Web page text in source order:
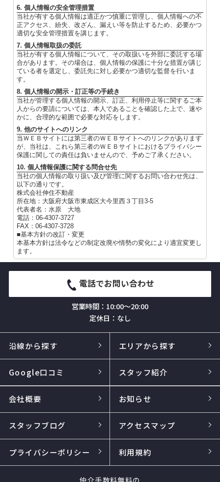
6. 個人情報の安全管理措置
当社が有する個人情報は適正かつ慎重に管理し、個人情報への不
正アクセス、紛失、改ざん、漏えい等を防止するため、必要かつ
適切な安全管理措置を講じます。
7. 個人情報取扱の委託
当社が有する個人情報について、その取扱いを外部に委託する場
合があります。その場合は、個人情報の保護に十分な措置が講じ
ている者を選定し、委託先に対し必要かつ適切な監督を行いま
す。
8. 個人情報の開示・訂正等の手続き
当社が管理する個人情報の開示、訂正、利用停止等に関するご本
人からの要請については、本人であることを確認した上で、速や
かに、合理的な範囲で必要な対応をします。
9. 他のサイトへのリンク
当ＷＥＢサイトには第三者のＷＥＢサイトへのリンクがあります
が、当社は、これら第三者のＷＥＢサイトにおけるプライバシー
保護に関しての責任は負いませんので、予めご了承ください。
10. 個人情報保護に関する問合せ先
当社の個人情報の取り扱い及び管理に関するお問い合わせ先は、
以下の通りです。
株式会社伸住不動産
所在地：大阪府大阪市東成区大今里西３丁目3-5
代表者名：水原 大地
電話：06-4307-3727
FAX：06-4307-3728
■基本方針の改訂・変更
本基本方針は法令などの制定改廃や情勢の変化により適宜変更し
ます。
電話でお問い合わせ
営業時間：10:00～20:00
定休日：なし
沿線から探す エリアから探す
Google口コミ スタッフ紹介
会社概要 お知らせ
スタッフブログ アクセスマップ
プライバシーポリシー 利用規約
仲介手数料無料の